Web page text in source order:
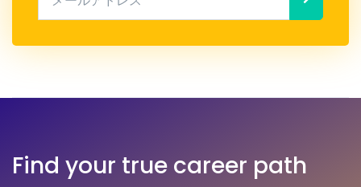
Find your true career path